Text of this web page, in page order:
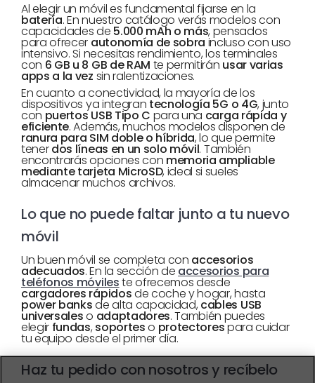
Al elegir un móvil es fundamental fijarse en la
batería. En nuestro catálogo verás modelos con
capacidades de 5.000 mAh o más, pensados
para ofrecer autonomía de sobra incluso con uso
intensivo. Si necesitas rendimiento, los terminales
con 6 GB u 8 GB de RAM te permitirán usar varias
apps a la vez sin ralentizaciones.
En cuanto a conectividad, la mayoría de los
dispositivos ya integran tecnología 5G o 4G, junto
con puertos USB Tipo C para una carga rápida y
eficiente. Además, muchos modelos disponen de
ranura para SIM doble o híbrida, lo que permite
tenerdos líneas en un solo móvil. También
encontrarás opciones con memoria ampliable
mediante tarjeta MicroSD, ideal si sueles
almacenar muchos archivos.
Lo que no puede faltar junto a tu nuevo
móvil
Un buen móvil se completa con accesorios
adecuados. En la sección de accesorios para
teléfonos móvileste ofrecemos desde
cargadores rápidosde coche y hogar, hasta
power banksde alta capacidad, cables USB
universaleso adaptadores. También puedes
elegir fundas, soporteso protectorespara cuidar
tu equipo desde el primer día.
Haz tu pedido con nosotros y recíbelo